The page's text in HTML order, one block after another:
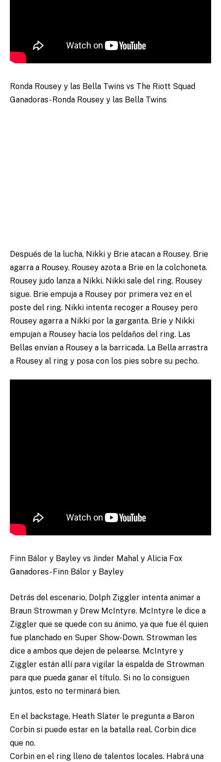
Ronda Rousey y las Bella Twins vs The Riott Squad
Ganadoras- Ronda Rousey y las Bella Twins
Después de la lucha, Nikki y Brie atacan a Rousey. Brie
agarra a Rousey. Rousey azota a Brie en la colchoneta.
Rousey judo lanza a Nikki. Nikki sale del ring. Rousey
sigue. Brie empuja a Rousey por primera vez en el
poste del ring. Nikki intenta recoger a Rousey pero
Rousey agarra a Nikki por la garganta. Brie y Nikki
empujan a Rousey hacia los peldaños del ring. Las
Bellas envían a Rousey a la barricada. La Bella arrastra
a Rousey al ring y posa con los pies sobre su pecho.
Finn Bálor y Bayley vs Jinder Mahal y Alicia Fox
Ganadores- Finn Bálor y Bayley
Detrás del escenario, Dolph Ziggler intenta animar a
Braun Strowman y Drew McIntyre. McIntyre le dice a
Ziggler que se quede con su ánimo, ya que fue él quien
fue planchado en Super Show-Down. Strowman les
dice a ambos que dejen de pelearse. McIntyre y
Ziggler están allí para vigilar la espalda de Strowman
para que pueda ganar el título. Si no lo consiguen
juntos, esto no terminará bien.
En el backstage, Heath Slater le pregunta a Baron
Corbin si puede estar en la batalla real. Corbin dice
que no.
Corbin en el ring lleno de talentos locales. Habrá una